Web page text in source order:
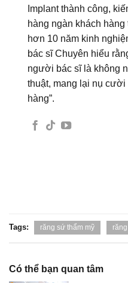
Implant thành công,
hàng ngàn khách
hơn 10 năm kinh
bác sĩ Chuyên hiểu
người bác sĩ là không
thuật, mang lại nụ cười
hàng”.
Tags: răng sứ thẩm mỹ
Có thể bạn quan tâm